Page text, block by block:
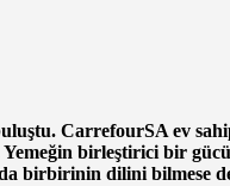
CarrefourSA ev
birleştirici bir
birbirinin dilini bilmese